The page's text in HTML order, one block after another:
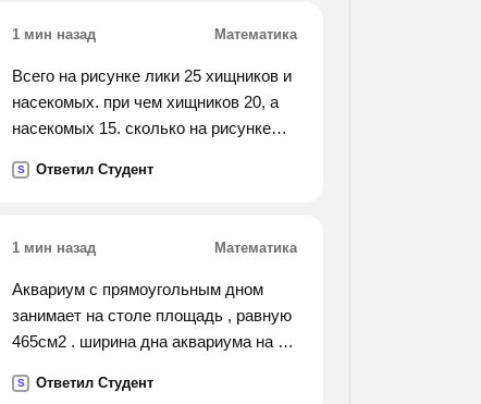
1 мин назад Математика
Всего на рисунке лики 25 хищников и
насекомых. при чем хищников 20, а
насекомых 15. сколько на рисунке
S Ответил Студент
1 мин назад Математика
Аквариум с прямоугольным дном
занимает на столе площадь , равную
465см2 . ширина дна аквариума на 16
длину аквариума.
S Ответил Студент